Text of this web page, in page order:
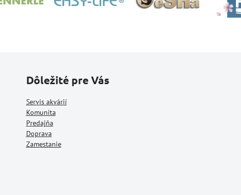
Dôležité pre Vás
Servis akvárií
Komunita
Predajňa
Doprava
Zamestanie